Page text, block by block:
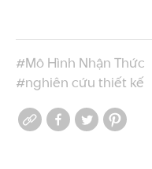
#Mô Hình Nhận Thức
#nghiên cứu thiết kế